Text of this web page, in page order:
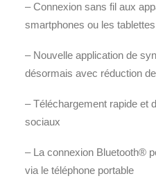
– Connexion sans fil aux
smartphones ou les tablettes
– Nouvelle application de
désormais avec réduction
– Téléchargement rapide et
sociaux
– La connexion Bluetooth®
via le téléphone portable